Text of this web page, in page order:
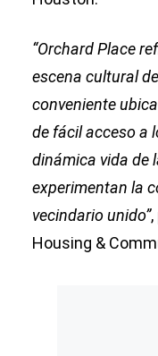
“Orchard Place
escena cultural
conveniente
de fácil acceso a
dinámica vida de
experimentan la
vecindario unido”
Housing &